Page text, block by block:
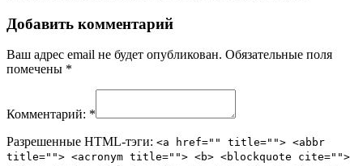
Добавить комментарий
Ваш адрес email не будет опубликован. Обязательные поля
помечены *
Комментарий: *
Разрешенные HTML-тэги: <a href="" title=""> <abbr
title=""> <acronym title=""> <b> <blockquote cite="">